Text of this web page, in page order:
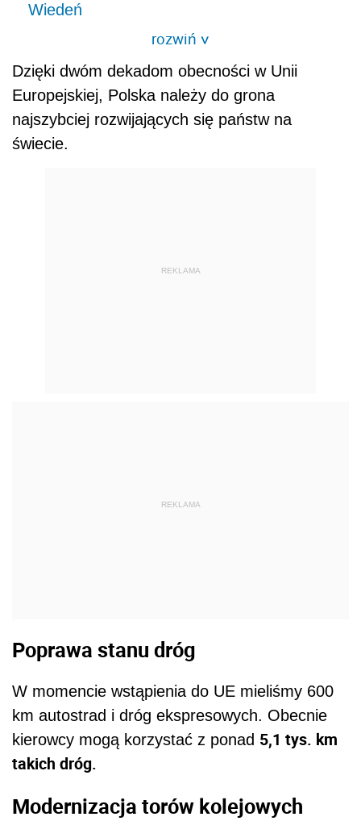
Wiedeń
rozwiń>
Dzięki dwóm dekadom obecności w Unii
Europejskiej, Polska należy do grona
najszybciej rozwijających się państw na
świecie.
REKLAMA
REKLAMA
Poprawa stanu dróg
W momencie wstąpienia do UE mieliśmy 600
km autostrad i dróg ekspresowych. Obecnie
kierowcy mogą korzystać z ponad 5,1 tys. km
takich dróg.
Modernizacja torów kolejowych